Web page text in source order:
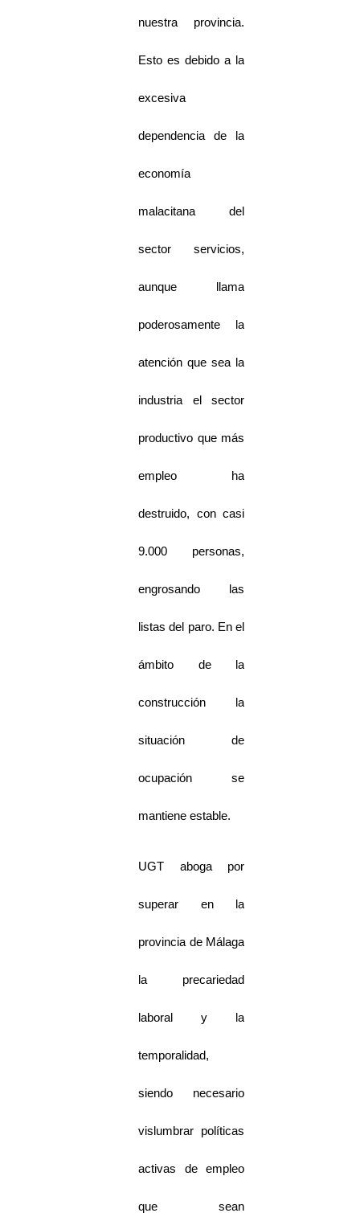
nuestra provincia.
Esto es debido a la
excesiva
dependencia de la
economía
malacitana del
sector servicios,
aunque llama
poderosamente la
atención que sea la
industria el sector
productivo que más
empleo ha
destruido, con casi
9.000 personas,
engrosando las
listas del paro. En el
ámbito de la
construcción la
situación de
ocupación se
mantiene estable.
UGT aboga por
superar en la
provincia de Málaga
la precariedad
laboral y la
temporalidad,
siendo necesario
vislumbrar políticas
activas de empleo
que sean